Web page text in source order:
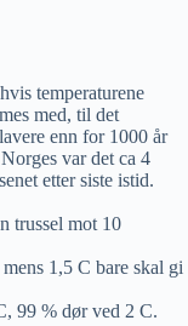
temperaturene
med, til det
enn for 1000 år
var det ca 4
etter siste istid.
trussel mot 10
1,5 C bare skal gi
99 % dør ved 2 C.